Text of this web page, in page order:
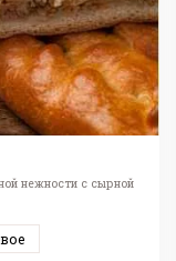
нежности с сырной